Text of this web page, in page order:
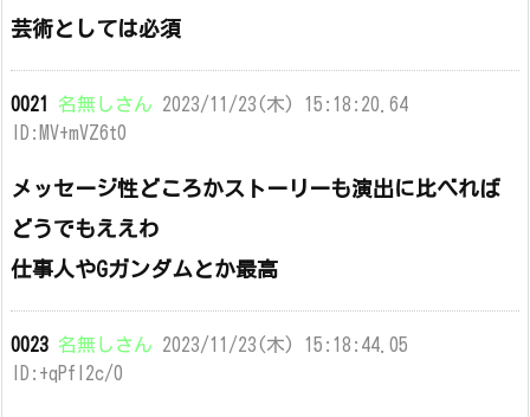
芸術としては必須
0021 名無しさん 2023/11/23(木) 15:18:20.64
ID:MV+mVZ6t0
メッセージ性どころかストーリーも演出に比べれば
どうでもええわ
仕事人やGガンダムとか最高
0023 名無しさん 2023/11/23(木) 15:18:44.05
ID:+qPfI2c/0